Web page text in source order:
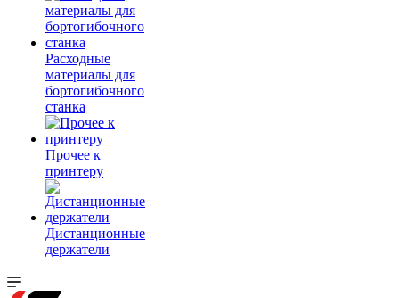
Расходные
материалы для
бортогибочного
станка
Прочее к
принтеру
Дистанционные
держатели